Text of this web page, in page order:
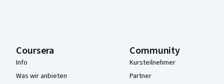
Coursera
Info
Was wir anbieten
Community
Kursteilnehmer
Partner